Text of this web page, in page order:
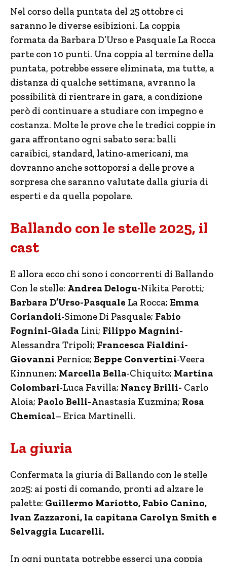
Nel corso della puntata del 25 ottobre ci
saranno le diverse esibizioni. La coppia
formata da Barbara D’Urso e Pasquale La Rocca
parte con 10 punti. Una coppia al termine della
puntata, potrebbe essere eliminata, ma tutte, a
distanza di qualche settimana, avranno la
possibilità di rientrare in gara, a condizione
però di continuare a studiare con impegno e
costanza. Molte le prove che le tredici coppie in
gara affrontano ogni sabato sera: balli
caraibici, standard, latino-americani, ma
dovranno anche sottoporsi a delle prove a
sorpresa che saranno valutate dalla giuria di
esperti e da quella popolare.
Ballando con le stelle 2025, il
cast
E allora ecco chi sono i concorrenti di Ballando
Con le stelle: Andrea Delogu-Nikita Perotti;
Barbara D’Urso-Pasquale La Rocca; Emma
Coriandoli-Simone Di Pasquale; Fabio
Fognini-Giada Lini; Filippo Magnini-
Alessandra Tripoli; Francesca Fialdini-
Giovanni Pernice; Beppe Convertini-Veera
Kinnunen; Marcella Bella-Chiquito; Martina
Colombari-Luca Favilla; Nancy Brilli- Carlo
Aloia; Paolo Belli-Anastasia Kuzmina; Rosa
Chemical– Erica Martinelli.
La giuria
Confermata la giuria di Ballando con le stelle
2025: ai posti di comando, pronti ad alzare le
palette: Guillermo Mariotto, Fabio Canino,
Ivan Zazzaroni, la capitana Carolyn Smith e
Selvaggia Lucarelli.
In ogni puntata potrebbe esserci una coppia